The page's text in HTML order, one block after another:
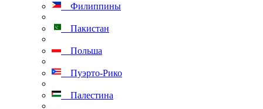
Филиппины
Пакистан
Польша
Пуэрто-Рико
Палестина